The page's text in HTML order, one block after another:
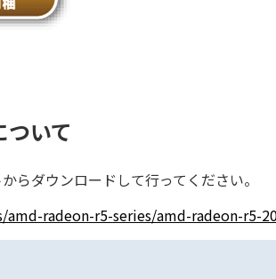
ついて
らダウンロードして行ってください。
radeon-r5-series/amd-radeon-r5-